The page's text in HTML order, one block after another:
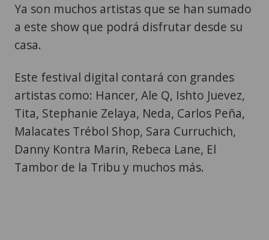
Ya son muchos artistas que se han sumado
a este show que podrá disfrutar desde su
casa.
Este festival digital contará con grandes
artistas como: Hancer, Ale Q, Ishto Juevez,
Tita, Stephanie Zelaya, Neda, Carlos Peña,
Malacates Trébol Shop, Sara Curruchich,
Danny Kontra Marin, Rebeca Lane, El
Tambor de la Tribu y muchos más.